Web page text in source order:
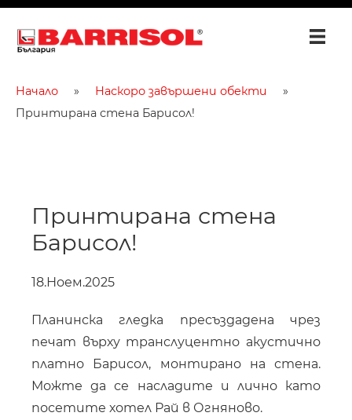
Начало
Наскоро завършени обекти
Принтирана стена Барисол!
Принтирана стена
Барисол!
18.Ноем.2025
Планинска гледка пресъздадена чрез
печат върху транслуцентно акустично
платно Барисол, монтирано на стена.
Можте да се насладите и лично като
посетите хотел Рай в Огняново.